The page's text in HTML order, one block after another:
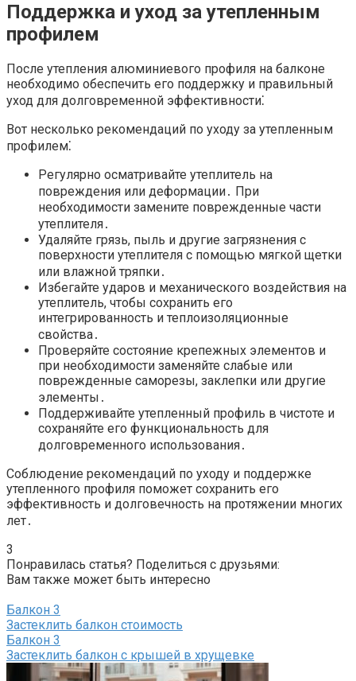
Поддержка и уход за утепленным
профилем
После утепления алюминиевого профиля на балконе
необходимо обеспечить его поддержку и правильный
уход для долговременной эффективности⁚
Вот несколько рекомендаций по уходу за утепленным
профилем⁚
Регулярно осматривайте утеплитель на
повреждения или деформации․ При
необходимости замените поврежденные части
утеплителя․
Удаляйте грязь, пыль и другие загрязнения с
поверхности утеплителя с помощью мягкой щетки
или влажной тряпки․
Избегайте ударов и механического воздействия на
утеплитель, чтобы сохранить его
интегрированность и теплоизоляционные
свойства․
Проверяйте состояние крепежных элементов и
при необходимости заменяйте слабые или
поврежденные саморезы, заклепки или другие
элементы․
Поддерживайте утепленный профиль в чистоте и
сохраняйте его функциональность для
долговременного использования․
Соблюдение рекомендаций по уходу и поддержке
утепленного профиля поможет сохранить его
эффективность и долговечность на протяжении многих
лет․
3
Понравилась статья? Поделиться с друзьями:
Вам также может быть интересно
Балкон 3
Застеклить балкон стоимость
Балкон 3
Застеклить балкон с крышей в хрущевке